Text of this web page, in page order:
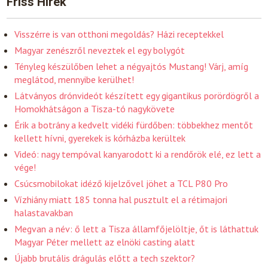
Visszérre is van otthoni megoldás? Házi receptekkel
Magyar zenészről neveztek el egy bolygót
Tényleg készülőben lehet a négyajtós Mustang! Várj, amíg
meglátod, mennyibe kerülhet!
Látványos drónvideót készített egy gigantikus porördögről a
Homokhátságon a Tisza-tó nagykövete
Érik a botrány a kedvelt vidéki fürdőben: többekhez mentőt
kellett hívni, gyerekek is kórházba kerültek
Videó: nagy tempóval kanyarodott ki a rendőrök elé, ez lett a
vége!
Csúcsmobilokat idéző kijelzővel jöhet a TCL P80 Pro
Vízhiány miatt 185 tonna hal pusztult el a rétimajori
halastavakban
Megvan a név: ő lett a Tisza államfőjelöltje, őt is láthattuk
Magyar Péter mellett az elnöki casting alatt
Újabb brutális drágulás előtt a tech szektor?